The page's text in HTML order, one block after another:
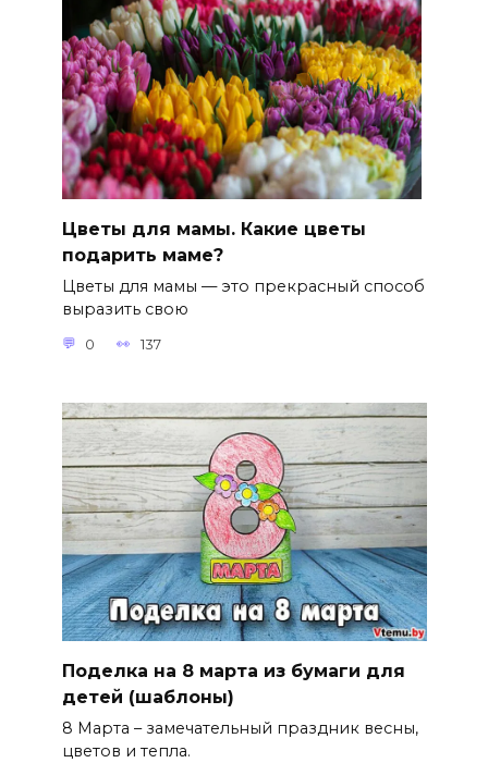
Цветы для мамы. Какие цветы
подарить маме?
Цветы для мамы — это прекрасный способ
выразить свою
0 137
Поделка на 8 марта из бумаги для
детей (шаблоны)
8 Марта – замечательный праздник весны,
цветов и тепла.